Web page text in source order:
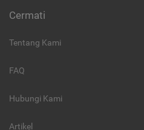
Cermati
Tentang Kami
FAQ
Hubungi Kami
Artikel